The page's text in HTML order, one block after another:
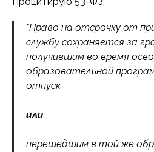
"Право на отсрочку от
службу сохраняется за
получившим во время
образовательной
отпуск
или
перешедшим в той же